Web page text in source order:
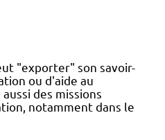
"exporter" son savoir-
ou d'aide au
des missions
notamment dans le